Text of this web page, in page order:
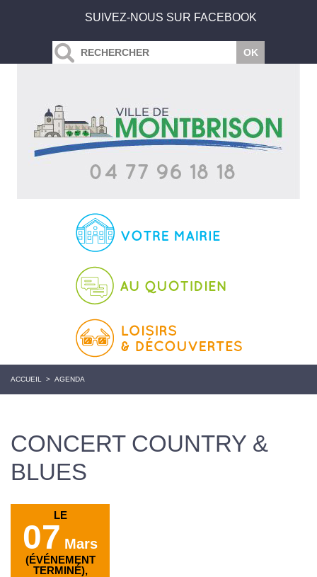
SUIVEZ-NOUS SUR FACEBOOK
ACCUEIL > AGENDA
CONCERT COUNTRY &
BLUES
LE
07 Mars
(ÉVÉNEMENT
TERMINÉ),